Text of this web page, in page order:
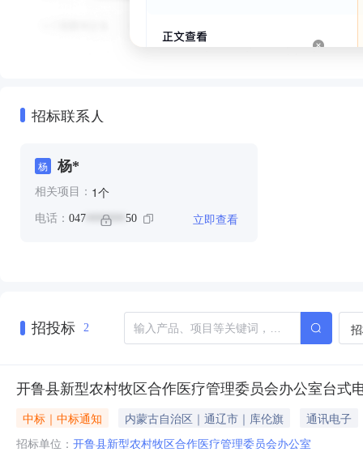
招标联系人
杨 杨*
相关项目： 1个
电话： 047 ******* 50 立即查看
招投标 2
开鲁县新型农村牧区合作医疗管理委员会办公室台式
中标｜中标通知 内蒙古自治区｜通辽市｜库伦旗
通讯电子
招标单位： 开鲁县新型农村牧区合作医疗管理委员会办公室